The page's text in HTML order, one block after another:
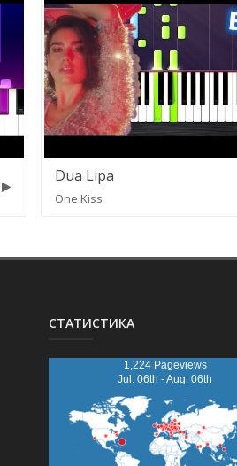
Dua Lipa
One Kiss
СТАТИСТИКА
1,224 Pageviews
Jul. 06th - Aug. 06th